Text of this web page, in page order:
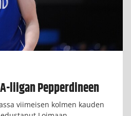
liigan Pepperdineen
viimeisen kolmen kauden